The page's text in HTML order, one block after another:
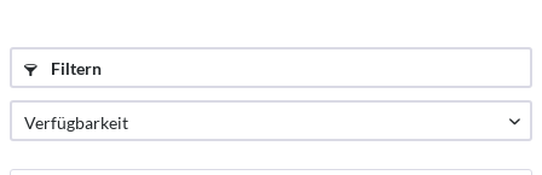
Filtern